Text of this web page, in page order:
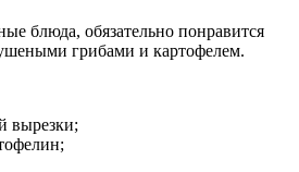
блюда, обязательно понравится
грибами и картофелем.
вырезки;